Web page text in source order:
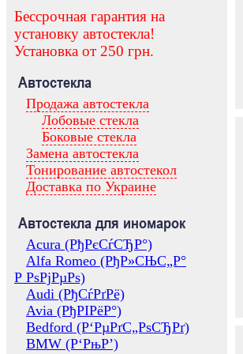
Бессрочная гарантия на
установку автостекла!
Установка от 250 грн.
Автостекла
Продажа автостекла
Лобовые стекла
Боковые стекла
Замена автостекла
Тонирование автостекол
Доставка по Украине
Автостекла для иномарок
Acura (РђРєСѓСЂР°)
Alfa Romeo (РђР»СЊС„Р°
Р РѕРјРµРѕ)
Audi (РђСѓРґРё)
Avia (РђРІРёР°)
Bedford (Р‘РµРґС„РѕСЂРґ)
BMW (Р‘РњР’)